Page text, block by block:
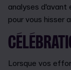
analyses d'avant
pour vous hisser
Lorsque vos